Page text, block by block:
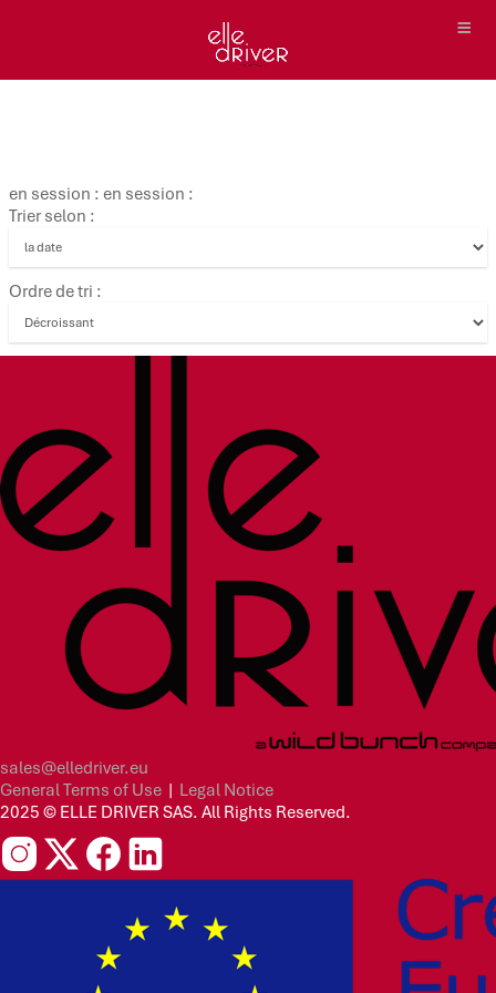
en session : en session :
Trier selon :
Ordre de tri :
sales@elledriver.eu
General Terms of Use | Legal Notice
2025 © ELLE DRIVER SAS. All Rights Reserved.